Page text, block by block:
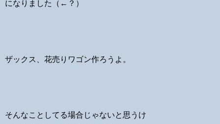
になりました（←？）
ザックス、花売りワゴン作ろうよ。
そんなことしてる場合じゃないと思うけ